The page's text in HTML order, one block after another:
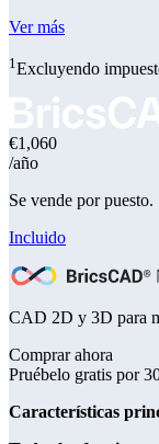
Ver más
1 Excluyendo
€1,060
/año
Se vende por puesto.
Incluido
CAD 2D y 3D para
Comprar ahora
Pruébelo gratis por
Características